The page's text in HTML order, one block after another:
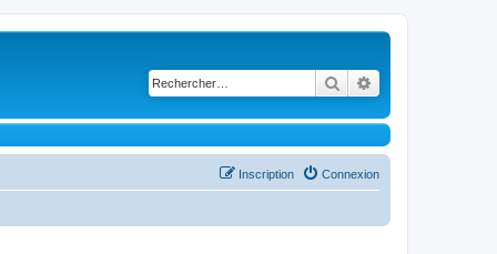
Rechercher
Connexion
Inscription